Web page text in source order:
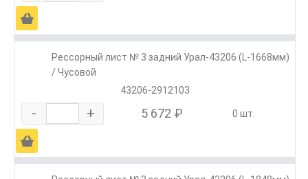
Ä
Рессорный лист № 3 задний Урал-43206 (L-1668мм)
/ Чусовой
43206-2912103
- + 5 672 ₽ 0 шт.
Ä